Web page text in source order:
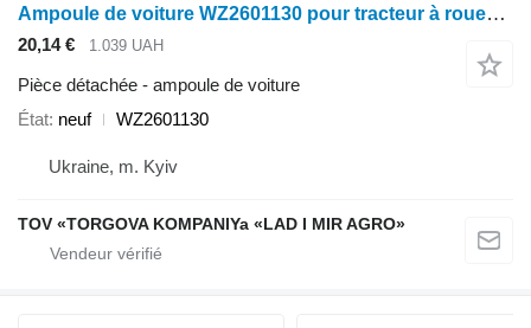
Ampoule de voiture WZ2601130 pour tracteur à roues John Deere 6110, 6210, 6310, 6410, 6020, 6030
20,14 € 1.039 UAH
Pièce détachée - ampoule de voiture
État neuf WZ2601130
Ukraine, m. Kyiv
TOV «TORGOVA KOMPANIYa «LAD I MIR AGRO»